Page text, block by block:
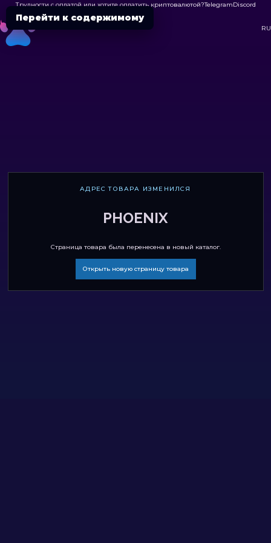
Перейти к содержимому
Трудности с оплатой или хотите оплатить криптовалютой?TelegramDiscord

RU
АДРЕС ТОВАРА ИЗМЕНИЛСЯ
PHOENIX
Страница товара была перенесена в новый каталог.
Открыть новую страницу товара